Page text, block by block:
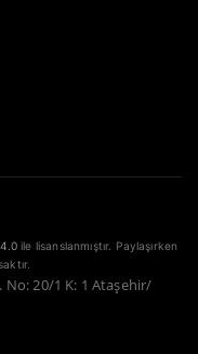
ile lisanslanmıştır. Paylaşırken
No: 20/1 K: 1 Ataşehir/